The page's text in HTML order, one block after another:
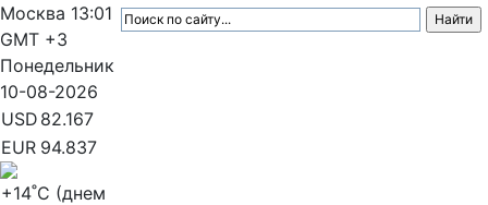
Москва 13:01
GMT +3
Понедельник
10-08-2026
USD 82.167
EUR 94.837
+14˚C (днем